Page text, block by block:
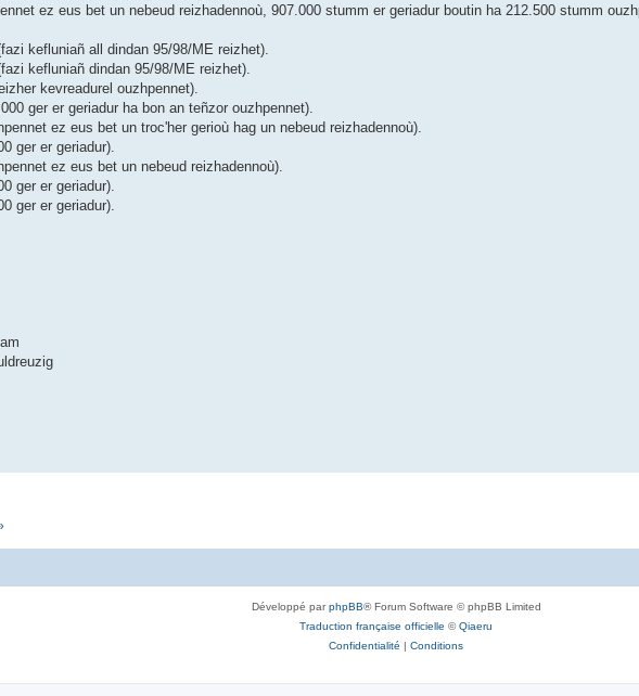
ez eus bet un nebeud reizhadennoù, 907.000 stumm er geriadur boutin ha 212.500 stumm
kefluniañ all dindan 95/98/ME reizhet).
kefluniañ dindan 95/98/ME reizhet).
kevreadurel ouzhpennet).
ger er geriadur ha bon an teñzor ouzhpennet).
ez eus bet un troc'her gerioù hag un nebeud reizhadennoù).
ger er geriadur).
ez eus bet un nebeud reizhadennoù).
ger er geriadur).
ger er geriadur).
Développé parphpBB® Forum Software © phpBB Limited
Traduction française officielle ©Qiaeru
Confidentialité | Conditions